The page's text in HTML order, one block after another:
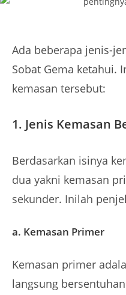
Ada beberapa jenis-
Sobat Gema ketahui.
kemasan tersebut:
1. Jenis Kemasan
Berdasarkan isinya
dua yakni kemasan
sekunder. Inilah
a. Kemasan Primer
Kemasan primer
langsung